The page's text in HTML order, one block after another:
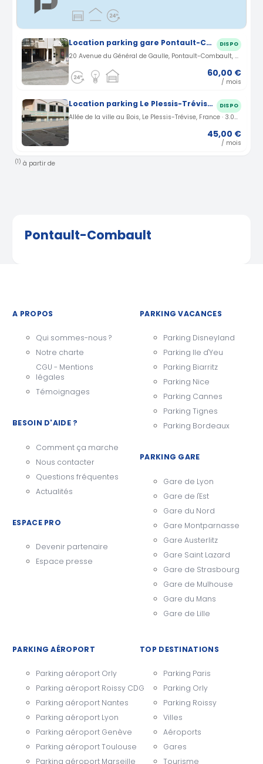
Location parking gare Pontault-Combault Avenue du Général de Gaulle (77) DISPO
20 Avenue du Général de Gaulle, Pontault-Combault, France · 2.32 km
60,00 €
/ mois
Location parking Le Plessis-Trévise Allée de la ville au Bois (94) DISPO
Allée de la ville au Bois, Le Plessis-Trévise, France · 3.08 km
45,00 €
/ mois
(1) à partir de
Pontault-Combault
A PROPOS
Qui sommes-nous ?
Notre charte
CGU - Mentions
légales
Témoignages
BESOIN D'AIDE ?
Comment ça marche
Nous contacter
Questions fréquentes
Actualités
ESPACE PRO
Devenir partenaire
Espace presse
PARKING VACANCES
Parking Disneyland
Parking Ile d'Yeu
Parking Biarritz
Parking Nice
Parking Cannes
Parking Tignes
Parking Bordeaux
PARKING GARE
Gare de Lyon
Gare de l'Est
Gare du Nord
Gare Montparnasse
Gare Austerlitz
Gare Saint Lazard
Gare de Strasbourg
Gare de Mulhouse
Gare du Mans
Gare de Lille
PARKING AÉROPORT
Parking aéroport Orly
Parking aéroport Roissy CDG
Parking aéroport Nantes
Parking aéroport Lyon
Parking aéroport Genève
Parking aéroport Toulouse
Parking aéroport Marseille
TOP DESTINATIONS
Parking Paris
Parking Orly
Parking Roissy
Villes
Aéroports
Gares
Tourisme